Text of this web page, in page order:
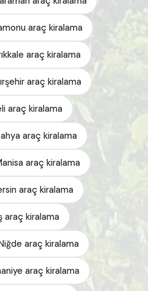
araç kiralama
araç kiralama
araç kiralama
araç kiralama
araç kiralama
araç kiralama
araç kiralama
araç kiralama
araç kiralama
araç kiralama